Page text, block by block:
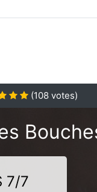
(108 votes)
7/7